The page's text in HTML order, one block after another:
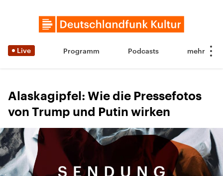
Live Programm Podcasts
Alaskagipfel: Wie die Pressefotos
von Trump und Putin wirken